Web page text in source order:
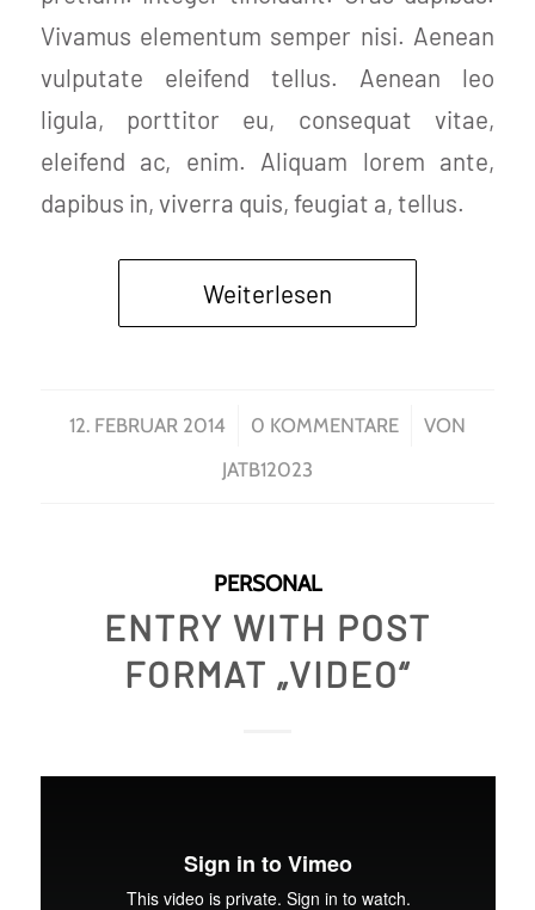
Vivamus elementum semper nisi. Aenean
vulputate eleifend tellus. Aenean leo
ligula, porttitor eu, consequat vitae,
eleifend ac, enim. Aliquam lorem ante,
dapibus in, viverra quis, feugiat a, tellus.
Weiterlesen
12. FEBRUAR 2014
/ 0 KOMMENTARE
/
VON
JATB12023
PERSONAL
ENTRY WITH POST
FORMAT „VIDEO“